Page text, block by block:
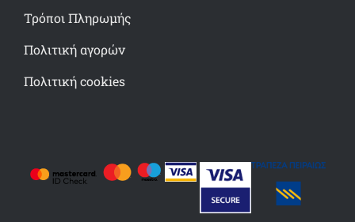
Τρόποι Πληρωμής
Πολιτική αγορών
Πολιτική cookies